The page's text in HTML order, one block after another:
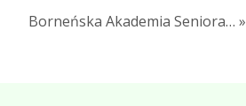
Borneńska Akademia Seniora… »